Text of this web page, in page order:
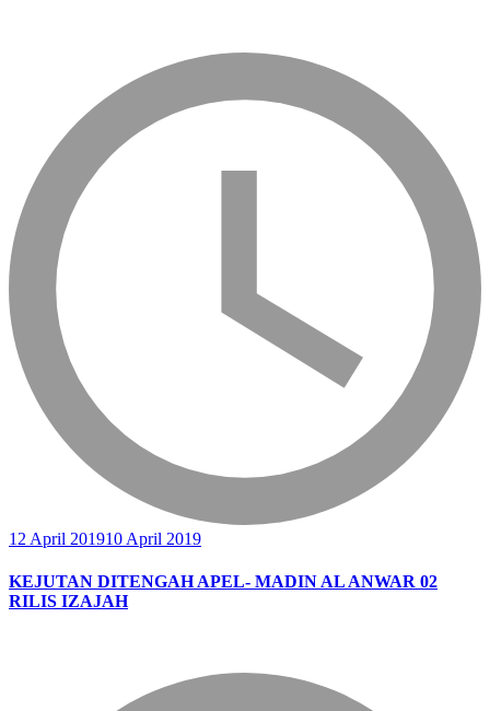
12 April 201910 April 2019
KEJUTAN DITENGAH APEL- MADIN AL ANWAR 02
RILIS IZAJAH